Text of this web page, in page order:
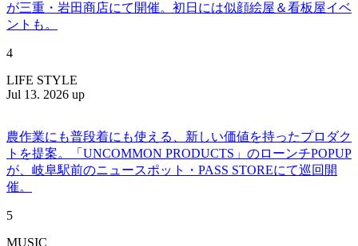
が三重・岩田商店にて開催。初日には似顔絵屋＆看板屋イベ
ントも。
4
LIFE STYLE
Jul 13. 2026 up
農作業にも普段着にも使える、新しい価値を持ったプロダク
トを提案。「UNCOMMON PRODUCTS」のローンチPOPUP
が、岐阜駅前のニュースポット・PASS STOREにて巡回開
催。
5
MUSIC